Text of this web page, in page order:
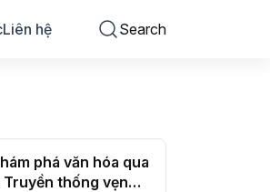
Liên hệ Search
phá văn hóa qua
Truyền thống vẹn